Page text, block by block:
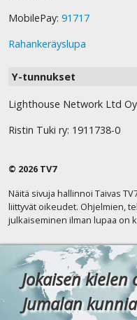
MobilePay: 91717
Rahankeräyslupa
Y-tunnukset
Lighthouse Network Ltd
Ristin Tuki ry: 1911738-0
© 2026 TV7
Näitä sivuja hallinnoi Taivas
liittyvät oikeudet. Ohjelmien,
julkaiseminen ilman lupaa on
Jokaisen
Jumalan